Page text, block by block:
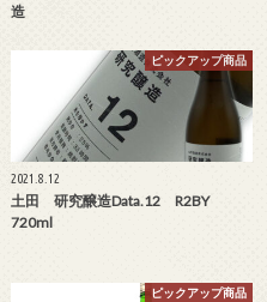
造
ピックアップ商品
2021.8.12
土田 研究醸造Data.12 R2BY
720ml
ピックアップ商品